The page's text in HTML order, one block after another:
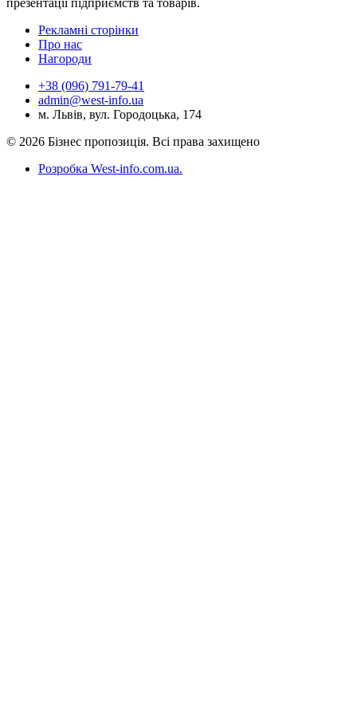
презентації підприємств та товарів.
Рекламні сторінки
Про нас
Нагороди
+38 (096) 791-79-41
admin@west-info.ua
м. Львів, вул. Городоцька, 174
© 2026 Бізнес пропозиція. Всі права захищено
Розробка West-info.com.ua.